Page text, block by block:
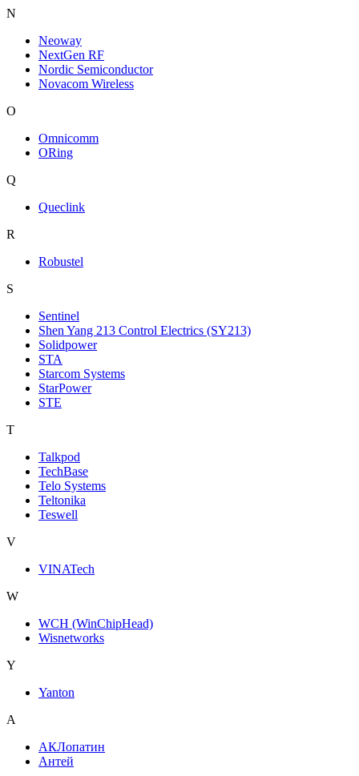
N
Neoway
NextGen RF
Nordic Semiconductor
Novacom Wireless
O
Omnicomm
ORing
Q
Queclink
R
Robustel
S
Sentinel
Shen Yang 213 Control Electrics (SY213)
Solidpower
STA
Starcom Systems
StarPower
STE
T
Talkpod
TechBase
Telo Systems
Teltonika
Teswell
V
VINATech
W
WCH (WinChipHead)
Wisnetworks
Y
Yanton
А
АКЛопатин
Антей